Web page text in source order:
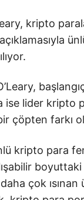
kripto
ise lider kripto
çöpten farkı
kripto para
çok ısınan